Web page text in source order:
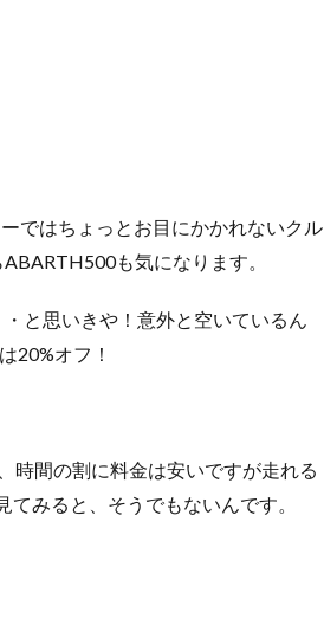
ではちょっとお目にかかれないクル
も気になります。
と思いきや！意外と空いているん
20%オフ！
時間の割に料金は安いですが走れる
みると、そうでもないんです。